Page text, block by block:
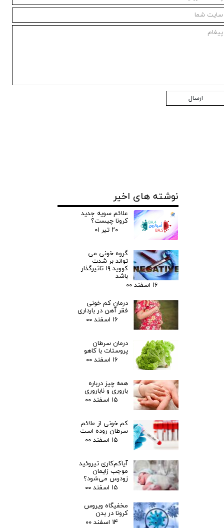
ارسال
نوشته های اخیر
علائم سویه جدید
کرونا چیست؟
۲۰ تیر ۰۱
گروه خونی می
تواند بر شدت
کووید ۱۹ تاثیرگذار
باشد
۱۶ اسفند ۰۰
درمان کم خونی
فقر آهن در بارداری
۱۶ اسفند ۰۰
درمان سرطان
پروستات با کاهو
۱۶ اسفند ۰۰
همه چیز درباره
باروری و ناباروری
۱۵ اسفند ۰۰
کم خونی از علائم
سرطان روده است
۱۵ اسفند ۰۰
آیاکم‌کاری تیروئید
موجب زایمان
زودرس می‌شود؟
۱۵ اسفند ۰۰
مخفیگاه ویروس
کرونا در بدن
۱۴ اسفند ۰۰